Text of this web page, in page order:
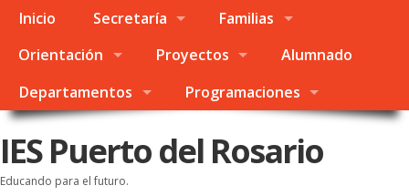
Inicio Secretaría
Familias
Orientación
Proyectos
Alumnado
Departamentos
Programaciones
IES Puerto del Rosario
Educando para el futuro.